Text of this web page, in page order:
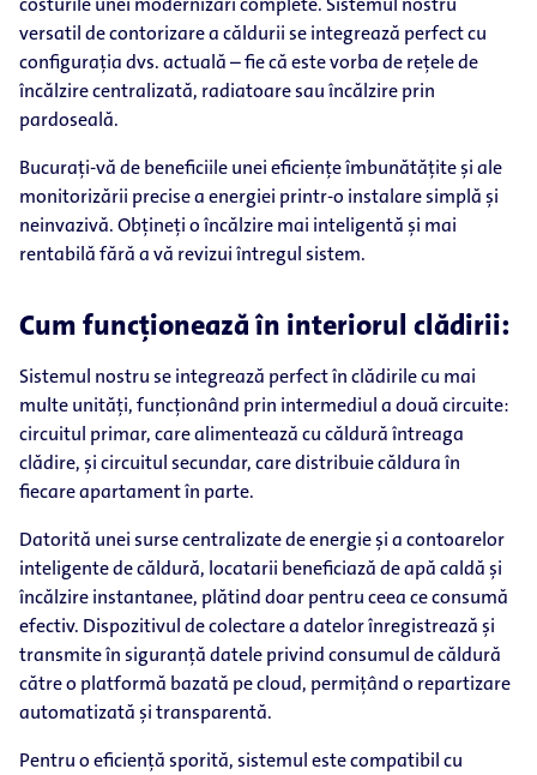
versatil de contorizare a căldurii se integrează perfect cu
configurația dvs. actuală – fie că este vorba de rețele de
încălzire centralizată, radiatoare sau încălzire prin
pardoseală.
Bucurați-vă de beneficiile unei eficiențe îmbunătățite și ale
monitorizării precise a energiei printr-o instalare simplă și
neinvazivă. Obțineți o încălzire mai inteligentă și mai
rentabilă fără a vă revizui întregul sistem.
Cum funcționează în interiorul clădirii:
Sistemul nostru se integrează perfect în clădirile cu mai
multe unități, funcționând prin intermediul a două circuite:
circuitul primar, care alimentează cu căldură întreaga
clădire, și circuitul secundar, care distribuie căldura în
fiecare apartament în parte.
Datorită unei surse centralizate de energie și a contoarelor
inteligente de căldură, locatarii beneficiază de apă caldă și
încălzire instantanee, plătind doar pentru ceea ce consumă
efectiv. Dispozitivul de colectare a datelor înregistrează și
transmite în siguranță datele privind consumul de căldură
către o platformă bazată pe cloud, permițând o repartizare
automatizată și transparentă.
Pentru o eficiență sporită, sistemul este compatibil cu